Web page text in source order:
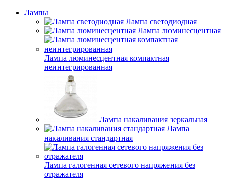
Лампы
Лампа светодиодная
Лампа люминесцентная
Лампа люминесцентная компактная
неинтегрированная
Лампа накаливания зеркальная
Лампа
накаливания стандартная
Лампа галогенная сетевого напряжения без
отражателя